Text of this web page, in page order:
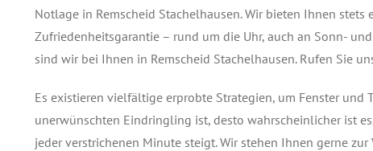
Notlage in Remscheid Stachelhausen. Wir bieten Ihnen
Zufriedenheitsgarantie – rund um die Uhr, auch an Sonn-
sind wir bei Ihnen in Remscheid Stachelhausen. Rufen Sie
Es existieren vielfältige erprobte Strategien, um Fenster und
unerwünschten Eindringling ist, desto wahrscheinlicher ist
jeder verstrichenen Minute steigt. Wir stehen Ihnen gerne